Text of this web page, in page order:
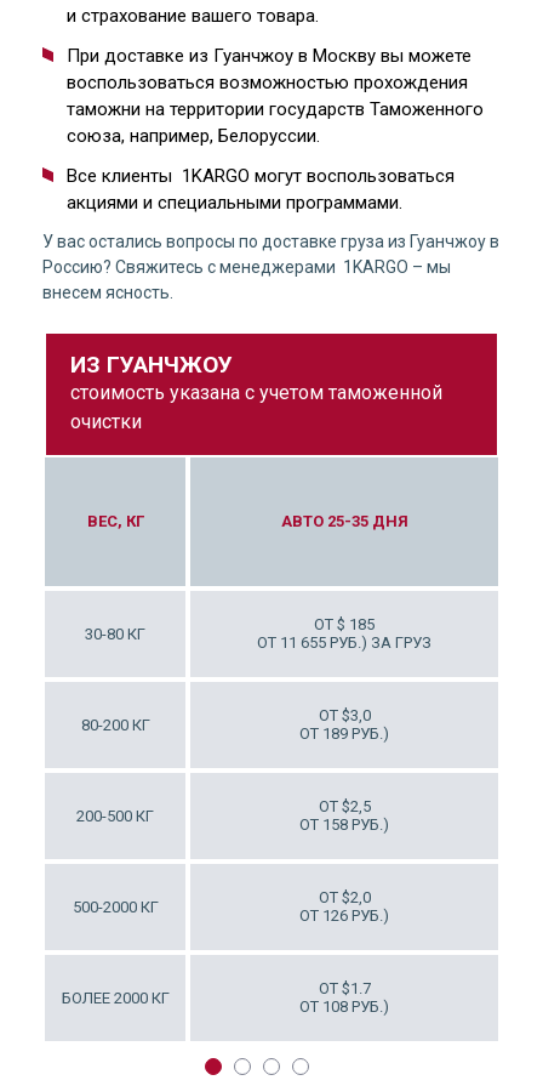
и страхование вашего товара.
При доставке из Гуанчжоу в Москву вы можете
воспользоваться возможностью прохождения
таможни на территории государств Таможенного
союза, например, Белоруссии.
Все клиенты 1KARGO могут воспользоваться
акциями и специальными программами.
У вас остались вопросы по доставке груза из Гуанчжоу в
Россию? Свяжитесь с менеджерами 1KARGO – мы
внесем ясность.
ИЗ ГУАНЧЖОУ
стоимость указана с учетом таможенной
очистки
ВЕС, КГ
30-80 КГ
80-200 КГ
200-500 КГ
500-2000 КГ
БОЛЕЕ 2000 КГ
9-12 ДНЕЙ
378 РУБ.)
378 РУБ.)
АВТО 25-35 ДНЯ
ОТ $ 185
ОТ 11 655 РУБ.) ЗА ГРУЗ
ОТ $3,0
ОТ 189 РУБ.)
ОТ $2,5
ОТ 158 РУБ.)
ОТ $2,0
ОТ 126 РУБ.)
ОТ $1.7
ОТ 108 РУБ.)